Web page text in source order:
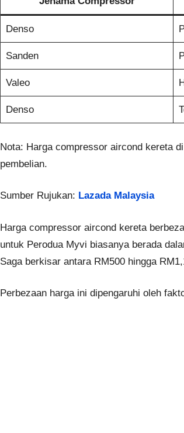
Denso
Sanden
Valeo
Denso
Nota: Harga compressor aircond kereta
pembelian.
Sumber Rujukan: Lazada Malaysia
Harga compressor aircond kereta
untuk Perodua Myvi biasanya berada
Saga berkisar antara RM500 hingga
Perbezaan harga ini dipengaruhi oleh